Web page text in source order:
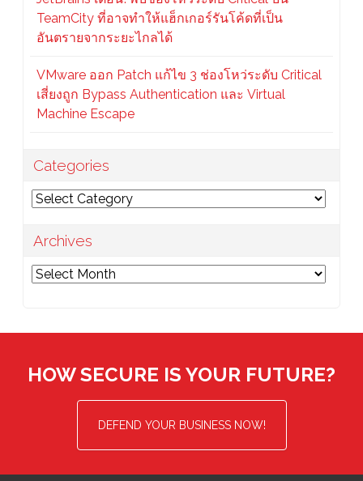
TeamCity ที่อาจทำให้แฮ็กเกอร์รันโค้ดที่เป็น
อันตรายจากระยะไกลได้
VMware ออก Patch แก้ไข 3 ช่องโหว่ระดับ Critical
เสี่ยงถูก Bypass Authentication และ Virtual
Machine Escape
Categories
Categories
Archives
Archives
HOW SECURE IS YOUR FUTURE?
DEFEND YOUR BUSINESS NOW!